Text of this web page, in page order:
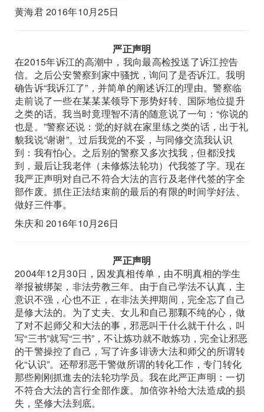
黄海君 2016年10月25日
严正声明
在2015年诉江的高潮中，我向最高检投送了诉江控告
信。之后公安警察到家中骚扰，询问了是否诉江。我明
确告诉“我诉江了”，并简单的阐述诉江的理由。警察临
走前说了一些在某某某领导下形势好转、国际地位提升
之类的话。我当时竟理智不清的随意说了一句：“你说的
也是。”警察还说：觉的好就在家里练之类的话，出于礼
貌我说“谢谢”。过后我觉的不妥，与同修交流我认识
到：我有怕心。之后别的警察又多次找我，但都没找
到，最后让我老伴（未修炼法轮功）代我签了字。现在
我严正声明对自己不符合大法的言行及老伴代签的字全
部作废。抓住正法结束前的最后的有限的时间学好法、
做好三件事。
朱庆和 2016年10月26日
严正声明
2004年12月30日，因发真相传单，由不明真相的学生
举报被绑架，非法劳教三年。由于自己学法不认真，主
意识不强，心也不正，在非法关押期间，完全忘了自己
是修大法的。为了丈夫、女儿和自己那颗不纯的心，做
了对不起师父和大法的事，邪恶叫干什么就干什么，叫
写“三书”就写“三书”，不让炼功就不敢炼功，完全让邪恶
的干警操控了自己，写了许多诽谤大法和师父的所谓转
化“认识”。还帮邪恶干警做所谓的转化工作，专门转化
那些刚刚抓進去的法轮功学员。我在此严正声明：一切
不符合大法的言行全部作废。加倍弥补给大法造成的损
失，坚修大法到底。